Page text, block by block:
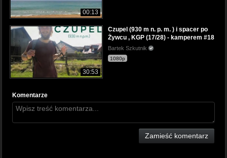
00:13
30:53
Czupel (930 m n. p. m. ) i spacer po
Żywcu , KGP (17/28) - kamperem #18
Bartek Szkutnik
1080p
Komentarze
Zamieść komentarz